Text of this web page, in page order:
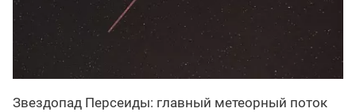
Звездопад Персеиды: главный метеорный поток